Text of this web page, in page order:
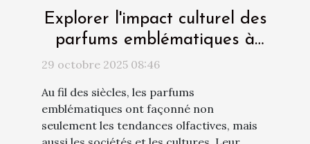
Explorer l'impact culturel des
parfums emblématiques à
travers les âges
29 octobre 2025 08:46
Au fil des siècles, les parfums
emblématiques ont façonné non
seulement les tendances olfactives, mais